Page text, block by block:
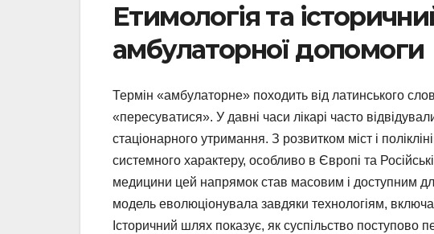
Етимологія та
амбулаторної допомоги
Термін «амбулаторне» походить від латинського
«пересуватися». У давні часи лікарі часто
стаціонарного утримання. З розвитком міст і
системного характеру, особливо в Європі та
медицини цей напрямок став масовим і доступним
модель еволюціонувала завдяки технологіям,
Історичний шлях показує, як суспільство поступово